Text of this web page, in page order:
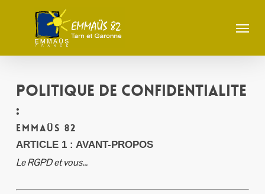
Menu
POLITIQUE DE CONFIDENTIALITE
:
Emmaüs 82
ARTICLE 1 : AVANT-PROPOS
Le RGPD et vous…